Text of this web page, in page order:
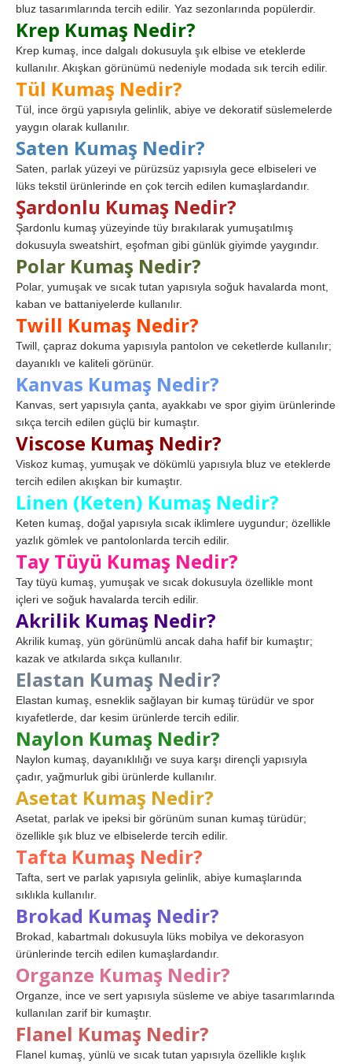
bluz tasarımlarında tercih edilir. Yaz sezonlarında popülerdir.
Krep Kumaş Nedir?
Krep kumaş, ince dalgalı dokusuyla şık elbise ve eteklerde
kullanılır. Akışkan görünümü nedeniyle modada sık tercih edilir.
Tül Kumaş Nedir?
Tül, ince örgü yapısıyla gelinlik, abiye ve dekoratif süslemelerde
yaygın olarak kullanılır.
Saten Kumaş Nedir?
Saten, parlak yüzeyi ve pürüzsüz yapısıyla gece elbiseleri ve
lüks tekstil ürünlerinde en çok tercih edilen kumaşlardandır.
Şardonlu Kumaş Nedir?
Şardonlu kumaş yüzeyinde tüy bırakılarak yumuşatılmış
dokusuyla sweatshirt, eşofman gibi günlük giyimde yaygındır.
Polar Kumaş Nedir?
Polar, yumuşak ve sıcak tutan yapısıyla soğuk havalarda mont,
kaban ve battaniyelerde kullanılır.
Twill Kumaş Nedir?
Twill, çapraz dokuma yapısıyla pantolon ve ceketlerde kullanılır;
dayanıklı ve kaliteli görünür.
Kanvas Kumaş Nedir?
Kanvas, sert yapısıyla çanta, ayakkabı ve spor giyim ürünlerinde
sıkça tercih edilen güçlü bir kumaştır.
Viscose Kumaş Nedir?
Viskoz kumaş, yumuşak ve dökümlü yapısıyla bluz ve eteklerde
tercih edilen akışkan bir kumaştır.
Linen (Keten) Kumaş Nedir?
Keten kumaş, doğal yapısıyla sıcak iklimlere uygundur; özellikle
yazlık gömlek ve pantolonlarda tercih edilir.
Tay Tüyü Kumaş Nedir?
Tay tüyü kumaş, yumuşak ve sıcak dokusuyla özellikle mont
içleri ve soğuk havalarda tercih edilir.
Akrilik Kumaş Nedir?
Akrilik kumaş, yün görünümlü ancak daha hafif bir kumaştır;
kazak ve atkılarda sıkça kullanılır.
Elastan Kumaş Nedir?
Elastan kumaş, esneklik sağlayan bir kumaş türüdür ve spor
kıyafetlerde, dar kesim ürünlerde tercih edilir.
Naylon Kumaş Nedir?
Naylon kumaş, dayanıklılığı ve suya karşı dirençli yapısıyla
çadır, yağmurluk gibi ürünlerde kullanılır.
Asetat Kumaş Nedir?
Asetat, parlak ve ipeksi bir görünüm sunan kumaş türüdür;
özellikle şık bluz ve elbiselerde tercih edilir.
Tafta Kumaş Nedir?
Tafta, sert ve parlak yapısıyla gelinlik, abiye kumaşlarında
sıklıkla kullanılır.
Brokad Kumaş Nedir?
Brokad, kabartmalı dokusuyla lüks mobilya ve dekorasyon
ürünlerinde tercih edilen kumaşlardandır.
Organze Kumaş Nedir?
Organze, ince ve sert yapısıyla süsleme ve abiye tasarımlarında
kullanılan zarif bir kumaştır.
Flanel Kumaş Nedir?
Flanel kumaş, yünlü ve sıcak tutan yapısıyla özellikle kışlık